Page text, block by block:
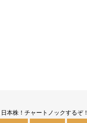
日本株！チャートノックするぞ！